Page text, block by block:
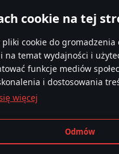
cookie na tej
pliki cookie do gromadzenia
na temat wydajności i
funkcje mediów
i dostosowania
więcej
Odmów
Regulamin
prywatności